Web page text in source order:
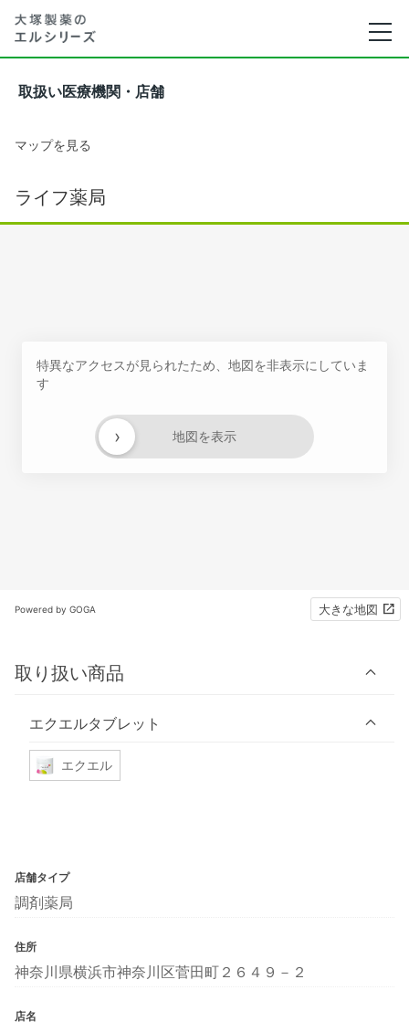
取扱い医療機関・店舗
マップを見る
ライフ薬局
特異なアクセスが見られたため、地図を非表示にしていま
す
地図を表示
›
Powered by GOGA 大きな地図
取り扱い商品
エクエルタブレット
エクエル
店舗タイプ
調剤薬局
住所
神奈川県横浜市神奈川区菅田町２６４９－２
店名